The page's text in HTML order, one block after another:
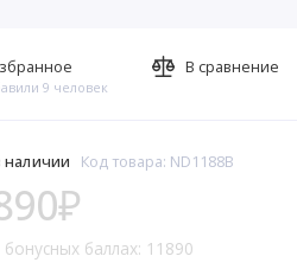
наличии Код товара: ND1188B
баллах: 11890
9 человек
В сравнение